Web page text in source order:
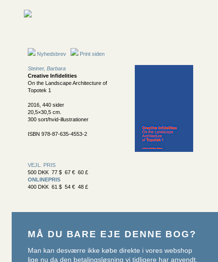
Nyhedsbrev Print siden
Steiner, Barbara
Creative Infidelities
On the Landscape Architecture of
Topotek 1
2016, 440 sider
20,5×30,5 cm.
300 sort/hvid-illustrationer
ISBN 978-87-635-4553-2
VEJL. PRIS
500 DKK 77 $ 67 € 60 £
ONLINEPRIS
400 DKK 61 $ 54 € 48 £
MÅ DU BARE EJE DENNE BOG?
Man kan desværre ikke købe direkte i vores webshop
lige nu da den betalingsløsning vi tidligere har anvendt,